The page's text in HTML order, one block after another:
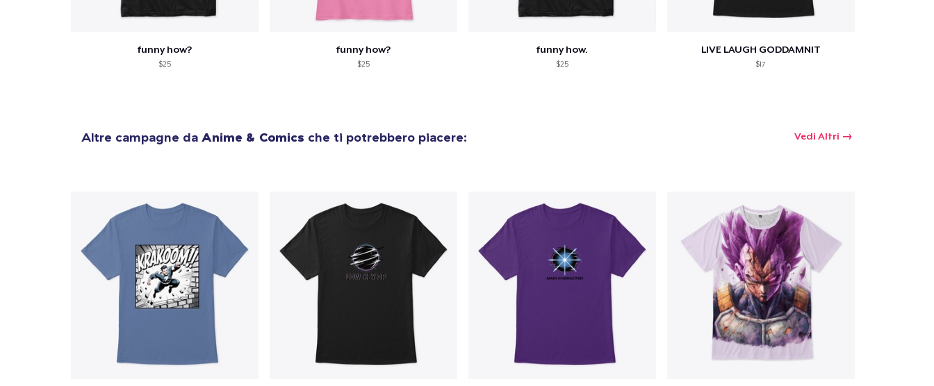
funny how?
$25
funny how?
$25
funny how.
$25
LIVE LAUGH GODDAMNIT
$17
Altre campagne da Anime & Comics che ti potrebbero piacere: Vedi Altri
Unisex Classic Crewneck Sweatshirt
24,99 USD